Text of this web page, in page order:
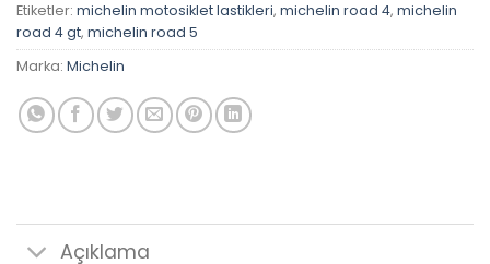
Etiketler: michelin motosiklet lastikleri, michelin road 4, michelin
road 4 gt, michelin road 5
Marka: Michelin
Açıklama